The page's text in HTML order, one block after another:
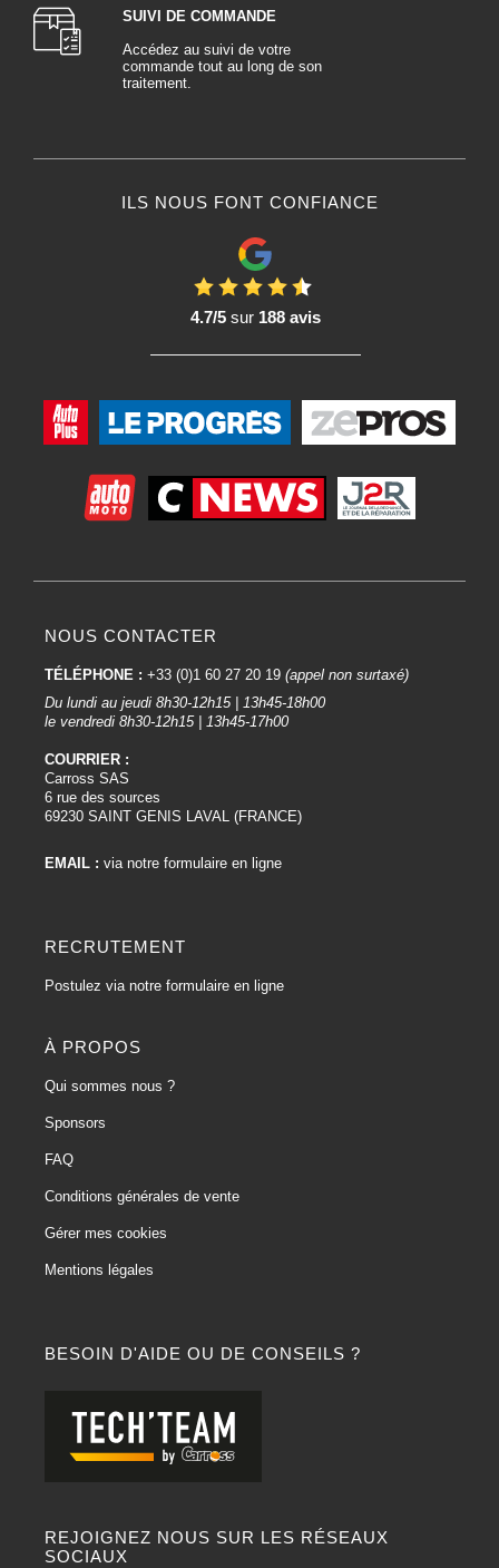
SUIVI DE COMMANDE
Accédez au suivi de votre
commande tout au long de son
traitement.
ILS NOUS FONT CONFIANCE
4.7/5sur 188 avis
BESOIN D'AIDE OU DE CONSEILS ?
REJOIGNEZ NOUS SUR LES RÉSEAUX
SOCIAUX
NOUS CONTACTER
TÉLÉPHONE : +33 (0)1 60 27 20 19 (appel non surtaxé)
Du lundi au jeudi 8h30-12h15 | 13h45-18h00
le vendredi 8h30-12h15 | 13h45-17h00
COURRIER :
Carross SAS
6 rue des sources
69230 SAINT GENIS LAVAL (FRANCE)
EMAIL : via notre formulaire en ligne
RECRUTEMENT
Postulez via notre formulaire en ligne
À PROPOS
Qui sommes nous ?
Sponsors
FAQ
Conditions générales de vente
Gérer mes cookies
Mentions légales